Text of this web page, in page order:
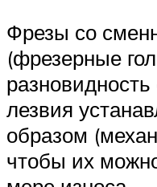
Фрезы со
(фрезерные
лезвия
образом
чтобы их